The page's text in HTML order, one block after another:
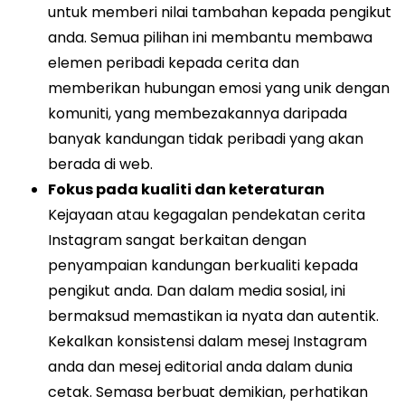
untuk memberi nilai tambahan kepada pengikut
anda. Semua pilihan ini membantu membawa
elemen peribadi kepada cerita dan
memberikan hubungan emosi yang unik dengan
komuniti, yang membezakannya daripada
banyak kandungan tidak peribadi yang akan
berada di web.
Fokus pada kualiti dan keteraturan
Kejayaan atau kegagalan pendekatan cerita
Instagram sangat berkaitan dengan
penyampaian kandungan berkualiti kepada
pengikut anda. Dan dalam media sosial, ini
bermaksud memastikan ia nyata dan autentik.
Kekalkan konsistensi dalam mesej Instagram
anda dan mesej editorial anda dalam dunia
cetak. Semasa berbuat demikian, perhatikan